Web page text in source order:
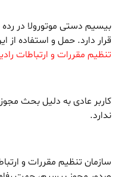
بیسیم دستی موتورولا در رده
قرار دارد. حمل و استفاده از
تنظیم مقررات و ارتباطات
کاربر عادی به دلیل بحث
ندارد.
سازمان تنظیم مقررات و